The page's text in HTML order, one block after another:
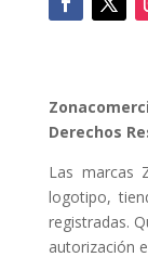
Derechos
Las marcas
logotipo,
registradas.
autorización